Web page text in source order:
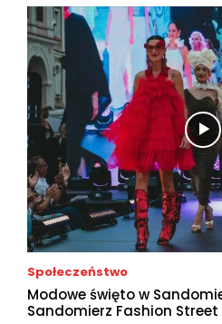
Społeczeństwo
Modowe święto w
Sandomierz Fashion Street